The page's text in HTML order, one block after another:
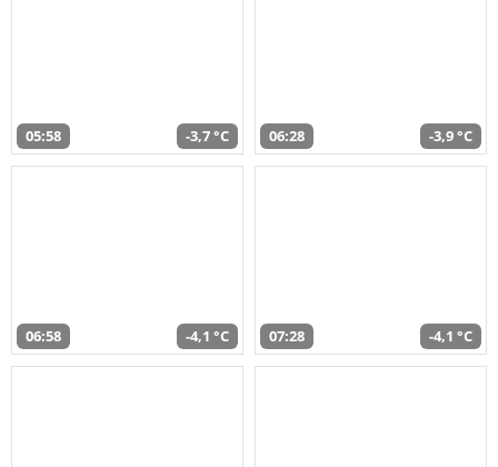
05:58 -3,7 °C 06:28 -3,9 °C
06:58 -4,1 °C 07:28 -4,1 °C